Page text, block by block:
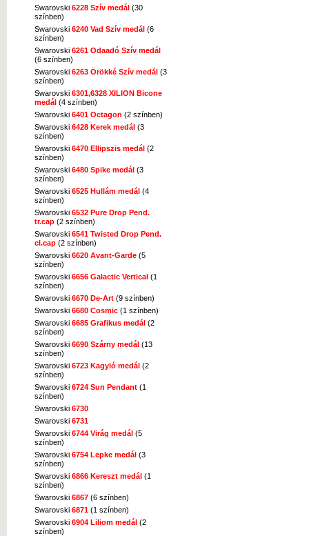
Swarovski 6228 Szív medál (30
színben)
Swarovski 6240 Vad Szív medál (6
színben)
Swarovski 6261 Odaadó Szív medál
(6 színben)
Swarovski 6263 Örökké Szív medál (3
színben)
Swarovski 6301,6328 XILION Bicone
medál (4 színben)
Swarovski 6401 Octagon (2 színben)
Swarovski 6428 Kerek medál (3
színben)
Swarovski 6470 Ellipszis medál (2
színben)
Swarovski 6480 Spike medál (3
színben)
Swarovski 6525 Hullám medál (4
színben)
Swarovski 6532 Pure Drop Pend.
tr.cap (2 színben)
Swarovski 6541 Twisted Drop Pend.
cl.cap (2 színben)
Swarovski 6620 Avant-Garde (5
színben)
Swarovski 6656 Galactic Vertical (1
színben)
Swarovski 6670 De-Art (9 színben)
Swarovski 6680 Cosmic (1 színben)
Swarovski 6685 Grafikus medál (2
színben)
Swarovski 6690 Szárny medál (13
színben)
Swarovski 6723 Kagyló medál (2
színben)
Swarovski 6724 Sun Pendant (1
színben)
Swarovski 6730
Swarovski 6731
Swarovski 6744 Virág medál (5
színben)
Swarovski 6754 Lepke medál (3
színben)
Swarovski 6866 Kereszt medál (1
színben)
Swarovski 6867 (6 színben)
Swarovski 6871 (1 színben)
Swarovski 6904 Liliom medál (2
színben)